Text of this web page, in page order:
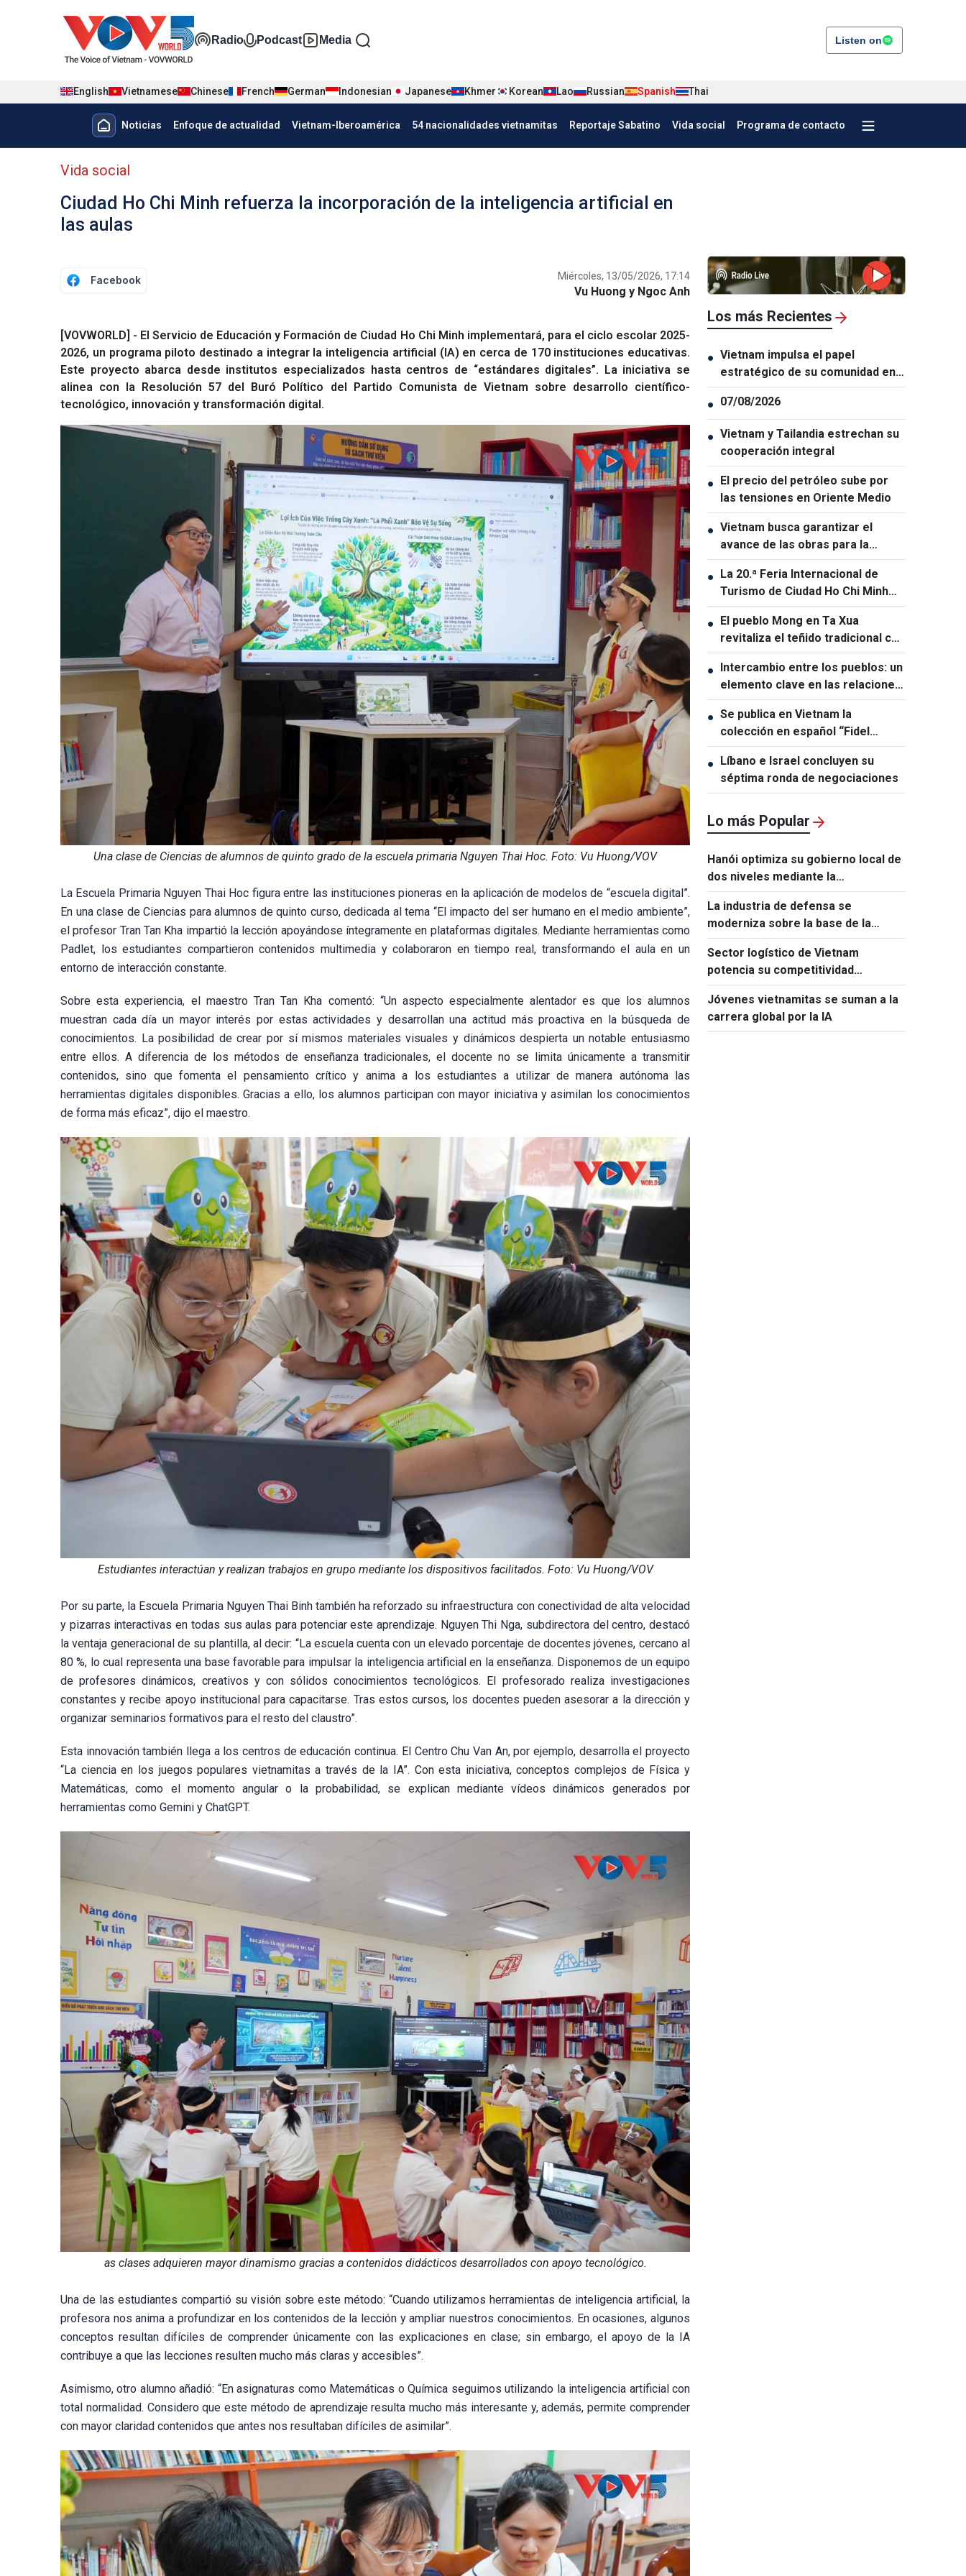
Đa phương tiện tiếng Tây ban nha
Radio Podcast Media Listen on
English Vietnamese Chinese French German Indonesian Japanese Khmer Korean Lao Russian Spanish Thai
Menu trang chủ tiếng Tây Ban Nha
Noticias Enfoque de actualidad Vietnam-Iberoamérica 54 nacionalidades vietnamitas Reportaje Sabatino Vida social Programa de contacto
Menu phụ tiếng Tây ban nha
Vida social
Ciudad Ho Chi Minh refuerza la incorporación de la inteligencia artificial en
las aulas
Facebook Miércoles, 13/05/2026, 17:14
Vu Huong y Ngoc Anh
[VOVWORLD] - El Servicio de Educación y Formación de Ciudad Ho Chi Minh implementará, para el ciclo escolar 2025-
2026, un programa piloto destinado a integrar la inteligencia artificial (IA) en cerca de 170 instituciones educativas.
Este proyecto abarca desde institutos especializados hasta centros de “estándares digitales”. La iniciativa se
alinea con la Resolución 57 del Buró Político del Partido Comunista de Vietnam sobre desarrollo científico-
tecnológico, innovación y transformación digital.
Una clase de Ciencias de alumnos de quinto grado de la escuela primaria Nguyen Thai Hoc. Foto: Vu Huong/VOV
La Escuela Primaria Nguyen Thai Hoc figura entre las instituciones pioneras en la aplicación de modelos de “escuela digital”.
En una clase de Ciencias para alumnos de quinto curso, dedicada al tema “El impacto del ser humano en el medio ambiente”,
el profesor Tran Tan Kha impartió la lección apoyándose íntegramente en plataformas digitales. Mediante herramientas como
Padlet, los estudiantes compartieron contenidos multimedia y colaboraron en tiempo real, transformando el aula en un
entorno de interacción constante.
Sobre esta experiencia, el maestro Tran Tan Kha comentó: “Un aspecto especialmente alentador es que los alumnos
muestran cada día un mayor interés por estas actividades y desarrollan una actitud más proactiva en la búsqueda de
conocimientos. La posibilidad de crear por sí mismos materiales visuales y dinámicos despierta un notable entusiasmo
entre ellos. A diferencia de los métodos de enseñanza tradicionales, el docente no se limita únicamente a transmitir
contenidos, sino que fomenta el pensamiento crítico y anima a los estudiantes a utilizar de manera autónoma las
herramientas digitales disponibles. Gracias a ello, los alumnos participan con mayor iniciativa y asimilan los conocimientos
de forma más eficaz”, dijo el maestro.
Estudiantes interactúan y realizan trabajos en grupo mediante los dispositivos facilitados. Foto: Vu Huong/VOV
Por su parte, la Escuela Primaria Nguyen Thai Binh también ha reforzado su infraestructura con conectividad de alta velocidad
y pizarras interactivas en todas sus aulas para potenciar este aprendizaje. Nguyen Thi Nga, subdirectora del centro, destacó
la ventaja generacional de su plantilla, al decir: “La escuela cuenta con un elevado porcentaje de docentes jóvenes, cercano al
80 %, lo cual representa una base favorable para impulsar la inteligencia artificial en la enseñanza. Disponemos de un equipo
de profesores dinámicos, creativos y con sólidos conocimientos tecnológicos. El profesorado realiza investigaciones
constantes y recibe apoyo institucional para capacitarse. Tras estos cursos, los docentes pueden asesorar a la dirección y
organizar seminarios formativos para el resto del claustro”.
Esta innovación también llega a los centros de educación continua. El Centro Chu Van An, por ejemplo, desarrolla el proyecto
“La ciencia en los juegos populares vietnamitas a través de la IA”. Con esta iniciativa, conceptos complejos de Física y
Matemáticas, como el momento angular o la probabilidad, se explican mediante vídeos dinámicos generados por
herramientas como Gemini y ChatGPT.
as clases adquieren mayor dinamismo gracias a contenidos didácticos desarrollados con apoyo tecnológico.
Una de las estudiantes compartió su visión sobre este método: “Cuando utilizamos herramientas de inteligencia artificial, la
profesora nos anima a profundizar en los contenidos de la lección y ampliar nuestros conocimientos. En ocasiones, algunos
conceptos resultan difíciles de comprender únicamente con las explicaciones en clase; sin embargo, el apoyo de la IA
contribuye a que las lecciones resulten mucho más claras y accesibles”.
Asimismo, otro alumno añadió: “En asignaturas como Matemáticas o Química seguimos utilizando la inteligencia artificial con
total normalidad. Considero que este método de aprendizaje resulta mucho más interesante y, además, permite comprender
con mayor claridad contenidos que antes nos resultaban difíciles de asimilar”.
Los más Recientes
● Vietnam impulsa el papel
estratégico de su comunidad en
el exterior
● 07/08/2026
● Vietnam y Tailandia estrechan su
cooperación integral
● El precio del petróleo sube por
las tensiones en Oriente Medio
● Vietnam busca garantizar el
avance de las obras para la
Cumbre APEC 2027
● La 20.ª Feria Internacional de
Turismo de Ciudad Ho Chi Minh
será la mayor de su historia
● El pueblo Mong en Ta Xua
revitaliza el teñido tradicional con
índigo
● Intercambio entre los pueblos: un
elemento clave en las relaciones
entre Vietnam y Australia
● Se publica en Vietnam la
colección en español “Fidel
Castro Ruz – Obras Escogidas”
● Líbano e Israel concluyen su
séptima ronda de negociaciones
Lo más Popular
Hanói optimiza su gobierno local de
dos niveles mediante la
transformación digital
La industria de defensa se
moderniza sobre la base de la
ciencia y la tecnología
Sector logístico de Vietnam
potencia su competitividad
mediante el uso de inteligencia
artificial
Jóvenes vietnamitas se suman a la
carrera global por la IA